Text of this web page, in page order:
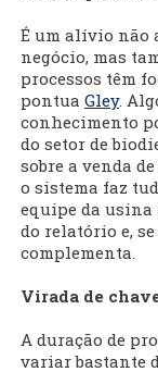
É um alívio não
negócio, mas
processos têm
pontua Gley.
conhecimento
do setor de
sobre a venda
o sistema faz
equipe da usina
do relatório e,
complementa.
Virada de
A duração de
variar bastante